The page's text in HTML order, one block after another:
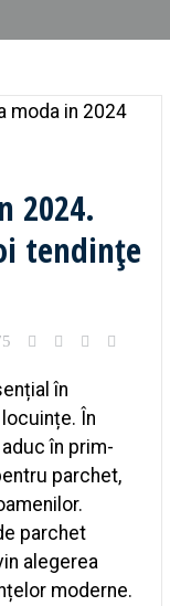
2024.
tendințe
în
În
în prim-
parchet,
parchet
alegerea
moderne.